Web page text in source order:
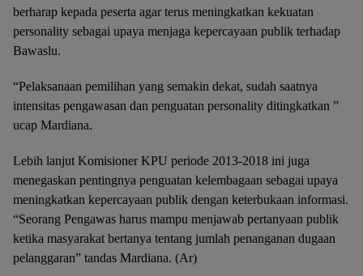
berharap kepada peserta agar terus meningkatkan kekuatan
personality sebagai upaya menjaga kepercayaan publik terhadap
Bawaslu.
“Pelaksanaan pemilihan yang semakin dekat, sudah saatnya
intensitas pengawasan dan penguatan personality ditingkatkan ”
ucap Mardiana.
Lebih lanjut Komisioner KPU periode 2013-2018 ini juga
menegaskan pentingnya penguatan kelembagaan sebagai upaya
meningkatkan kepercayaan publik dengan keterbukaan informasi.
“Seorang Pengawas harus mampu menjawab pertanyaan publik
ketika masyarakat bertanya tentang jumlah penanganan dugaan
pelanggaran” tandas Mardiana. (Ar)